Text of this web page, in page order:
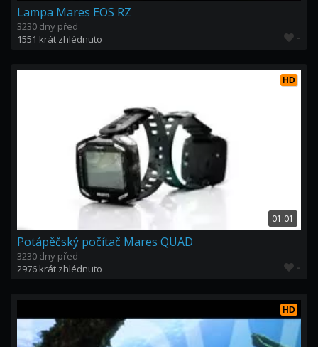
Lampa Mares EOS RZ
3230 dny před
1551 krát zhlédnuto
-
HD
01:01
Potápěčský počítač Mares QUAD
3230 dny před
2976 krát zhlédnuto
-
HD